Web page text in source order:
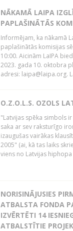
NĀKAMĀ LAIPA
PAPLAŠINĀTĀS
Informējam, ka nākamā
paplašinātās komisijas
10:00. Aicinām LaIPA
2023. gada 10. oktobra
adresi: laipa@laipa.org.
O.Z.O.L.S. OZOLS
"Latvijas spēka simbols
saka ar sev raksturīgo
izaugušas vairākas
2005" (ai, kā tas laiks
viens no Latvijas hiphopa
NORISINĀJUSIES
ATBALSTA FONDA
IZVĒRTĒTI 14
ATBALSTĪTIE